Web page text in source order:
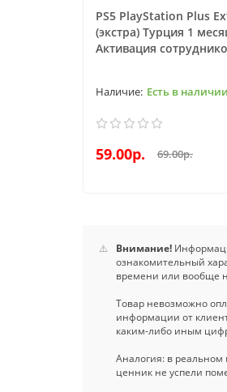
PS5 PlayStation Plus
(экстра) Турция 1
Активация
Есть в наличии
59.00р. 69.00р.
⚠️ Внимание!
ознакомительный
времени или вообще
Товар невозможно
информации от
каким-либо иным
Аналогия: в реальном
ценник не успели